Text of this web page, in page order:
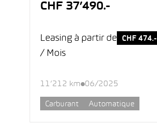
CHF 37’490.-
Leasing à partir de CHF 474.-
/ Mois
11’212 km 06/2025
Carburant Automatique